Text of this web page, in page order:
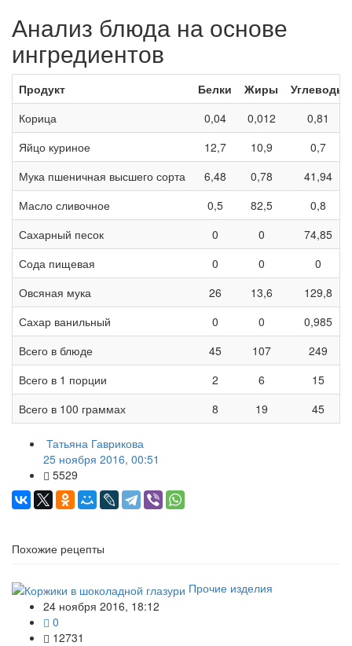
Анализ блюда на основе
ингредиентов
Продукт Белки Жиры
Углеводы
Корица
0,04 0,012
0,81
Яйцо куриное
12,7 10,9
0,7
Мука пшеничная высшего сорта
6,48 0,78
41,94
Масло сливочное
0,5 82,5
0,8
Сахарный песок
0 0
74,85
Сода пищевая
0 0
0
Овсяная мука
26 13,6
129,8
Сахар ванильный
0 0
0,985
Всего в блюде
45 107
249
Всего в 1 порции
2 6
15
Всего в 100 граммах
8 19 45
Татьяна Гаврикова
25 ноября 2016, 00:51
5529
Похожие рецепты
Прочие изделия
24 ноября 2016, 18:12
0
12731